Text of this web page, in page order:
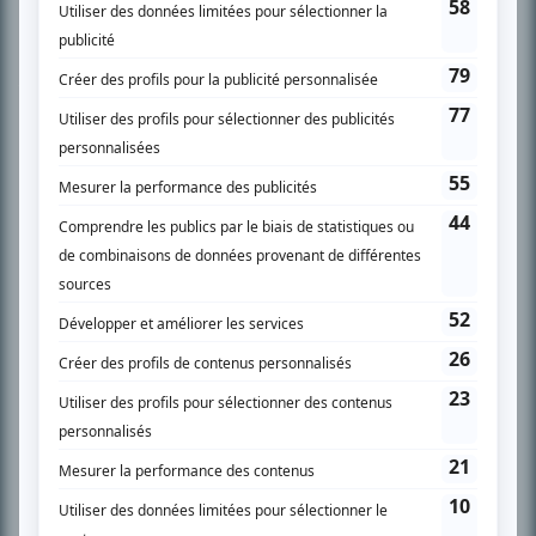
À PROPOS
Chroniqueur télé du journal Le Soleil depuis 2001, Richard Therrien carbure à
télévision» a d’abord oeuvré au magazine TV Hebdo de 1996 à 2001. Sa
spécialité: la télé québécoise. On peut l’entendre régulièrement commenter
l’actualité télévisuelle au 98,5.
En savoir plus »
SUR LE RÉSEAU BIZZ MÉDIA
PLAN DU SITE
Accueil
Liste des oeuvres
Liste des comédiens